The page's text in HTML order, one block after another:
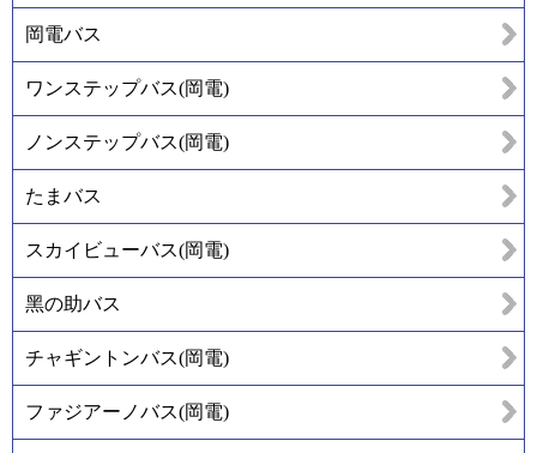
岡電バス
ワンステップバス(岡電)
ノンステップバス(岡電)
たまバス
スカイビューバス(岡電)
黑の助バス
チャギントンバス(岡電)
ファジアーノバス(岡電)